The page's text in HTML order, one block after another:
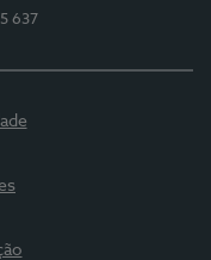
637